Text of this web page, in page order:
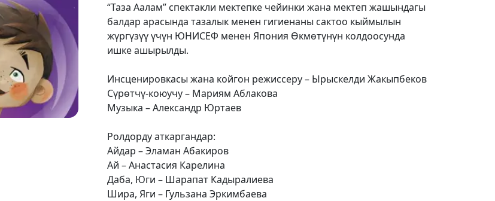
“Таза Аалам” спектакли мектепке чейинки жана мектеп жашындагы
балдар арасында тазалык менен гигиенаны сактоо кыймылын
жүргүзүү үчүн ЮНИСЕФ менен Япония Өкмөтүнүн колдоосунда
ишке ашырылды.
Инсценировкасы жана койгон режиссеру – Ырыскелди Жакыпбеков
Сүрөтчү-коюучу – Мариям Аблакова
Музыка – Александр Юртаев
Ролдорду аткаргандар:
Айдар – Эламан Абакиров
Ай – Анастасия Карелина
Даба, Юги – Шарапат Кадыралиева
Шира, Яги – Гульзана Эркимбаева